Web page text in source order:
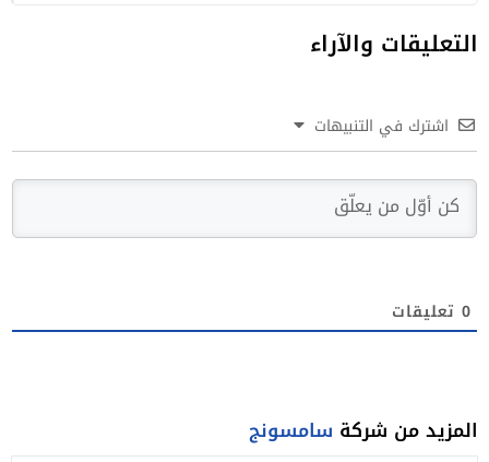
التعليقات والآراء
اشترك في التنبيهات
0 تعليقات
المزيد من شركة سامسونج